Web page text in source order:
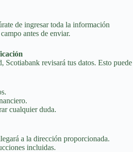
de ingresar toda la información
antes de enviar.
Scotiabank revisará tus datos. Esto puede
cualquier duda.
a la dirección proporcionada.
incluidas.